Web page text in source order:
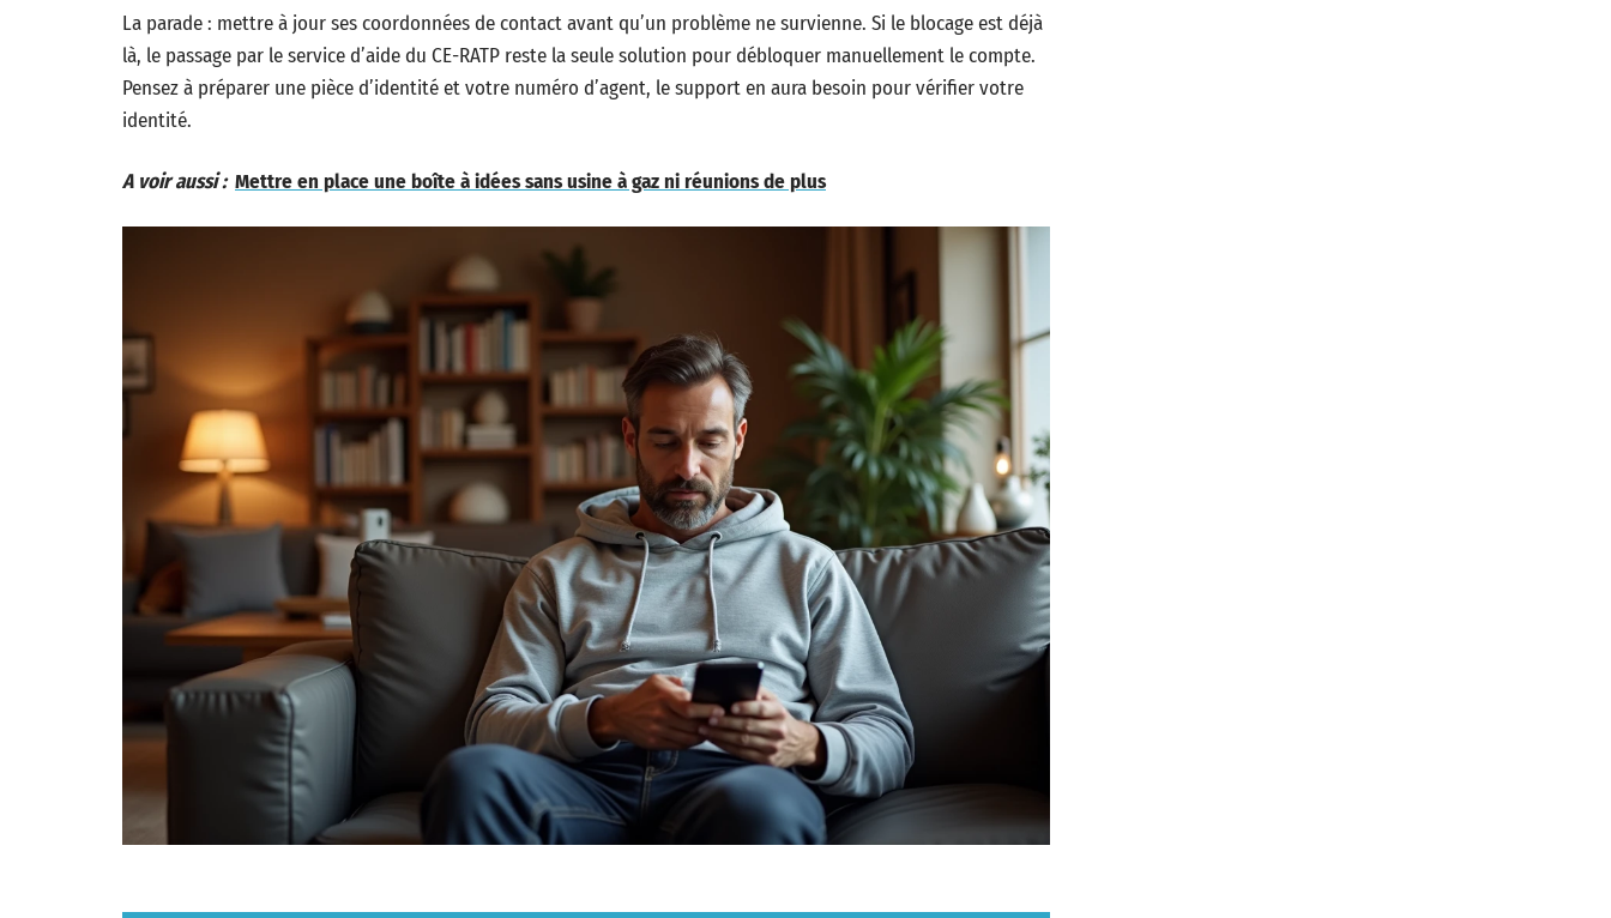
La parade : mettre à jour ses coordonnées de contact avant qu’un problème ne survienne. Si le blocage est déjà
là, le passage par le service d’aide du CE-RATP reste la seule solution pour débloquer manuellement le compte.
Pensez à préparer une pièce d’identité et votre numéro d’agent, le support en aura besoin pour vérifier votre
identité.
A voir aussi : Mettre en place une boîte à idées sans usine à gaz ni réunions de plus